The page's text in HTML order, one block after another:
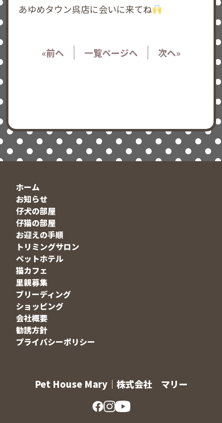
あゆめタウン呉店に会いに来てね
«前へ 一覧ページへ 次へ»
ホーム
お知らせ
仔犬の部屋
仔猫の部屋
お迎えの手順
トリミングサロン
ペットホテル
猫カフェ
里親募集
ブリーディング
ショッピング
会社概要
勧誘方針
プライバシーポリシー
Pet House Mary｜株式会社 マリー